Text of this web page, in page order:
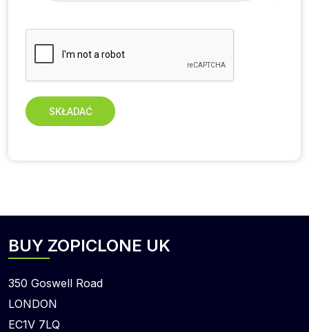
SKŁADAĆ
BUY ZOPICLONE UK
350 Goswell Road
LONDON
EC1V 7LQ